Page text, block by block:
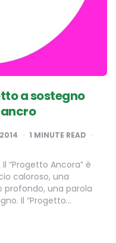
a sostegno
1 MINUTE READ
“Progetto Ancora” è
caloroso, una
profondo, una parola
Il “Progetto…